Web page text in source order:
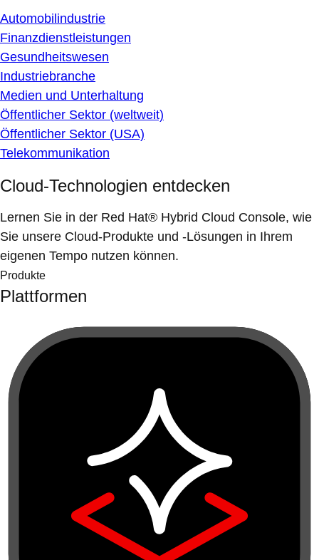
Automobilindustrie
Finanzdienstleistungen
Gesundheitswesen
Industriebranche
Medien und Unterhaltung
Öffentlicher Sektor (weltweit)
Öffentlicher Sektor (USA)
Telekommunikation
Cloud-Technologien entdecken
Lernen Sie in der Red Hat® Hybrid Cloud Console, wie
Sie unsere Cloud-Produkte und -Lösungen in Ihrem
eigenen Tempo nutzen können.
Produkte
Plattformen